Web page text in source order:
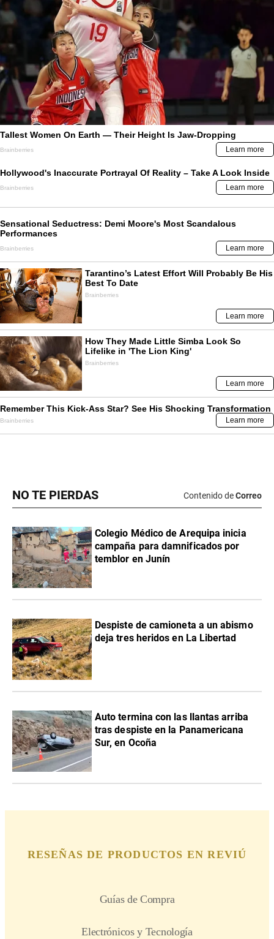
NO TE PIERDAS Contenido deCorreo
Colegio Médico de Arequipa inicia
campaña para damnificados por
temblor en Junín
Despiste de camioneta a un abismo
deja tres heridos en La Libertad
Auto termina con las llantas arriba
tras despiste en la Panamericana
Sur, en Ocoña